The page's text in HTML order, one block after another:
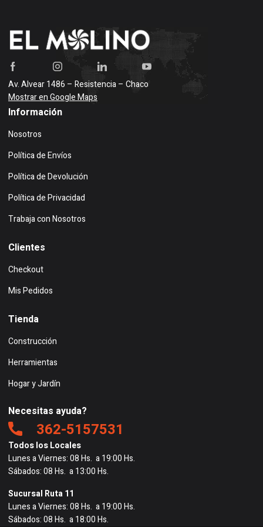
Av. Alvear 1486 – Resistencia – Chaco
Mostrar en Google Maps
Información
Nosotros
Política de Envíos
Política de Devolución
Política de Privacidad
Trabaja con Nosotros
Clientes
Checkout
Mis Pedidos
Tienda
Construcción
Herramientas
Hogar y Jardín
Necesitas ayuda?
362-5157531
Todos los Locales
Lunes a Viernes: 08 Hs. a 19:00 Hs.
Sábados: 08 Hs. a 13:00 Hs.
Sucursal Ruta 11
Lunes a Viernes: 08 Hs. a 19:00 Hs.
Sábados: 08 Hs. a 18:00 Hs.